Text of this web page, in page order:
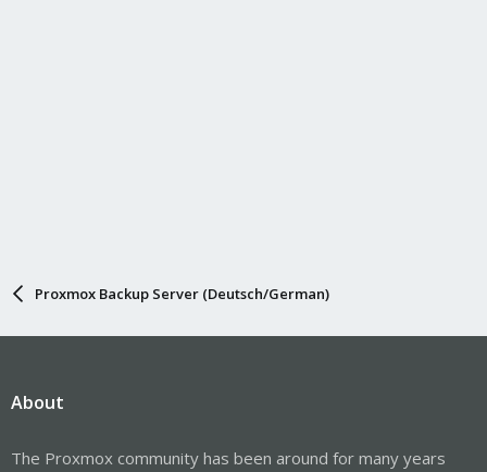
Proxmox Backup Server (Deutsch/German)
About
The Proxmox community has been around for many years